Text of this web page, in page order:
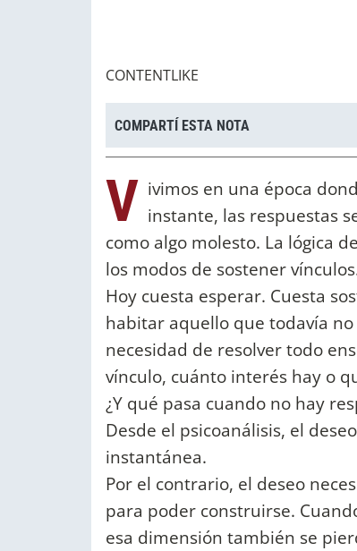
CONTENTLIKE
COMPARTÍ ESTA NOTA
V ivimos en una época
instante, las respuestas
como algo molesto. La lógica
los modos de sostener
Hoy cuesta esperar. Cuesta
habitar aquello que todavía
necesidad de resolver todo
vínculo, cuánto interés hay o
¿Y qué pasa cuando no hay
Desde el psicoanálisis, el
instantánea.
Por el contrario, el deseo
para poder construirse.
esa dimensión también se